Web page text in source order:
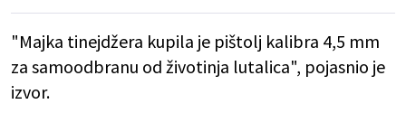
"Majka tinejdžera kupila je pištolj kalibra 4,5 mm
za samoodbranu od životinja lutalica", pojasnio je
izvor.